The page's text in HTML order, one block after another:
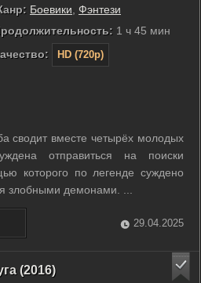
Боевики, Фэнтези
1 ч 45 мин
HD (720p)
сводит вместе четырёх молодых
отправиться на поиски
которого по легенде суждено
злобными демонами. ...
29.04.2025
(2016)